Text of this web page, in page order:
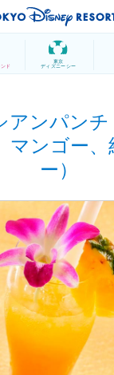
ド
東京
ディズニーシー
アンパンチ
マンゴー、
ー）